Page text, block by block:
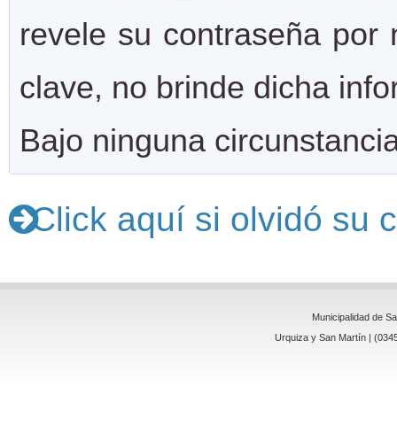
revele su contraseña por
clave, no brinde dicha
Bajo ninguna
Click aquí si olvidó su
Municipalidad de
Urquiza y San Martín |